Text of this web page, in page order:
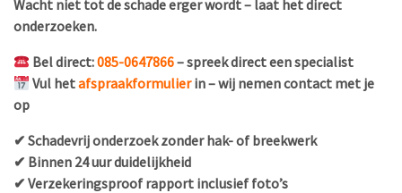
Wacht niet tot de schade erger wordt – laat het direct
onderzoeken.
Bel direct:085-0647866– spreek direct een specialist
Vul hetafspraakformulierin – wij nemen contact met je
op
✔ Schadevrij onderzoek zonder hak- of breekwerk
✔ Binnen 24 uur duidelijkheid
✔ Verzekeringsproof rapport inclusief foto’s